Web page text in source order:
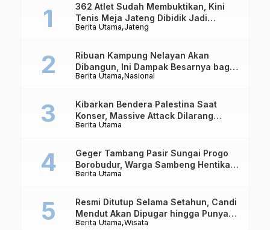
Berita Utama Jateng
362 Atlet Sudah Membuktikan, Kini
Tenis Meja Jateng Dibidik Jadi
Kekuatan Nasional
Berita Utama Nasional
Ribuan Kampung Nelayan Akan
Dibangun, Ini Dampak Besarnya bagi
Ekonomi Indonesia
Berita Utama
Kibarkan Bendera Palestina Saat
Konser, Massive Attack Dilarang
Masuk Singapura Lagi
Berita Utama
Geger Tambang Pasir Sungai Progo
Borobudur, Warga Sambeng Hentikan
Alat Berat dan Usir Truk
Berita Utama Wisata
Resmi Ditutup Selama Setahun, Candi
Mendut Akan Dipugar hingga Punya
Atap Lagi